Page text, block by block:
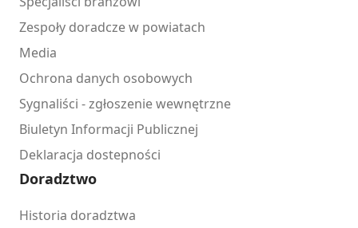
Zespoły doradcze w powiatach
Media
Ochrona danych osobowych
Sygnaliści - zgłoszenie wewnętrzne
Biuletyn Informacji Publicznej
Deklaracja dostepności
Doradztwo
Historia doradztwa